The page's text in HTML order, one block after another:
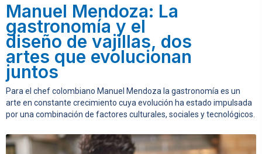
Manuel Mendoza: La
gastronomía y el
diseño de vajillas, dos
artes que evolucionan
juntos
Para el chef colombiano Manuel Mendoza la gastronomía es un
arte en constante crecimiento cuya evolución ha estado impulsada
por una combinación de factores culturales, sociales y tecnológicos.